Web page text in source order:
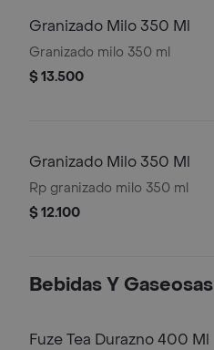
Granizado Milo 350 Ml
Granizado milo 350 ml
$ 13.500
Granizado Milo 350 Ml
Rp granizado milo 350 ml
$ 12.100
Bebidas Y Gaseosas
Fuze Tea Durazno 400 Ml